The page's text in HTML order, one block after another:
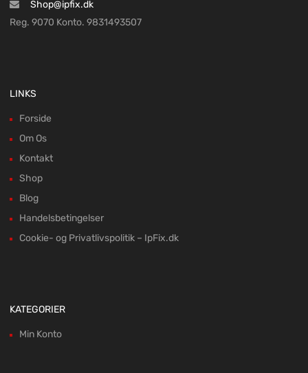
Shop@ipfix.dk
Reg. 9070 Konto. 9831493507
LINKS
Forside
Om Os
Kontakt
Shop
Blog
Handelsbetingelser
Cookie- og Privatlivspolitik – IpFix.dk
KATEGORIER
Min Konto